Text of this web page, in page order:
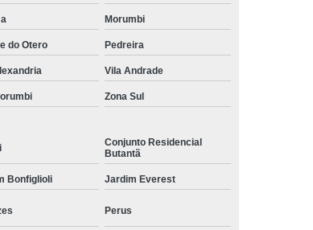
Pcd
Central Multimídia Pcd
Central Multimídia Universal
Volante Pcd
Comando de Painel ao Volante Pcd
Comando Elétrico Volante para Pcd
Comando Volante para Pcd
e Freio Eletrônico Adaptação
Morumbi
do Otero Pedreira
Vila Andrade
Zona Sul
Conjunto Residencial
Butantã
Bonfiglioli Jardim Everest
Perus